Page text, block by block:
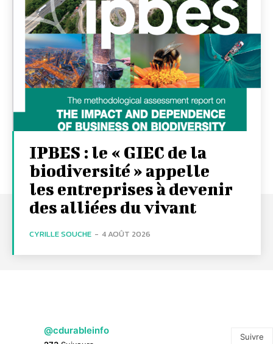
IPBES : le « GIEC de la
biodiversité » appelle
les entreprises à devenir
des alliées du vivant
CYRILLE SOUCHE - 4 AOÛT 2026
@cdurableinfo
Suivre